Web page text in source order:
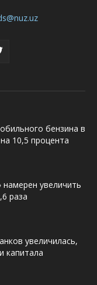
бензина в
10,5 процента
увеличить
раза
увеличилась,
капитала